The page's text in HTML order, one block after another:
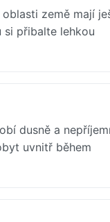
země mají
si přibalte lehkou
dusně a
uvnitř během